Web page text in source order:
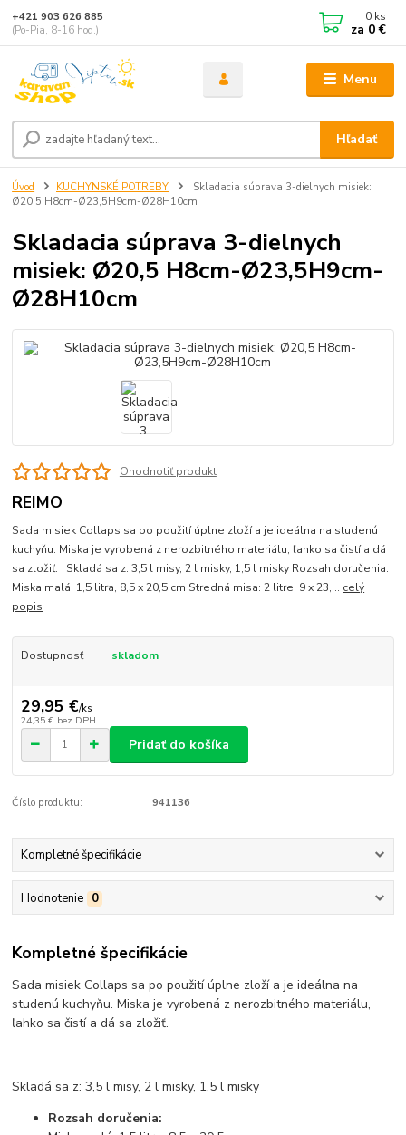
Menu
Hľadať
+421 903 626 885
(Po-Pia, 8-16 hod.)
0 ks
za 0 €
Úvod KUCHYNSKÉ POTREBY
Skladacia súprava 3-dielnych misiek:
Ø20,5 H8cm-Ø23,5H9cm-Ø28H10cm
Skladacia súprava 3-dielnych
misiek: Ø20,5 H8cm-Ø23,5H9cm-
Ø28H10cm
Ohodnotiť produkt
REIMO
Sada misiek Collaps sa po použití úplne zloží a je ideálna na studenú
kuchyňu. Miska je vyrobená z nerozbitného materiálu, ľahko sa čistí a dá
sa zložiť. Skladá sa z: 3,5 l misy, 2 l misky, 1,5 l misky Rozsah doručenia:
Miska malá: 1,5 litra, 8,5 x 20,5 cm Stredná misa: 2 litre, 9 x 23,... celý
popis
Dostupnosť skladom
29,95 €/ks
24,35 € bez DPH
Pridať do košíka
Číslo produktu: 941136
Kompletné špecifikácie
Hodnotenie 0
Kompletné špecifikácie
Sada misiek Collaps sa po použití úplne zloží a je ideálna na
studenú kuchyňu. Miska je vyrobená z nerozbitného materiálu,
ľahko sa čistí a dá sa zložiť.
Skladá sa z: 3,5 l misy, 2 l misky, 1,5 l misky
Rozsah doručenia: